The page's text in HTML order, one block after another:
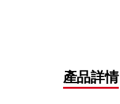
產品詳情